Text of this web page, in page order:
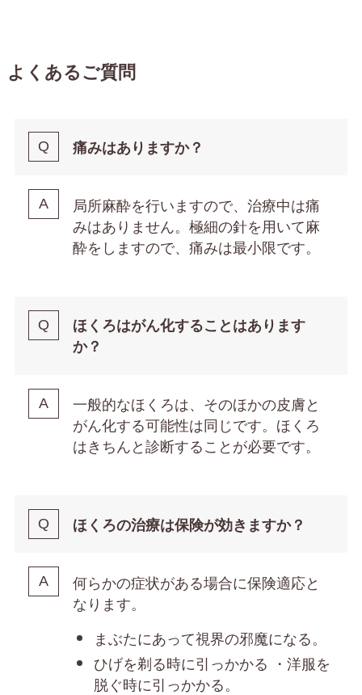
よくあるご質問
痛みはありますか？
局所麻酔を行いますので、治療中は痛
みはありません。極細の針を用いて麻
酔をしますので、痛みは最小限です。
ほくろはがん化することはあります
か？
一般的なほくろは、そのほかの皮膚と
がん化する可能性は同じです。ほくろ
はきちんと診断することが必要です。
ほくろの治療は保険が効きますか？
何らかの症状がある場合に保険適応と
なります。
まぶたにあって視界の邪魔になる。
ひげを剃る時に引っかかる ・洋服を
脱ぐ時に引っかかる。